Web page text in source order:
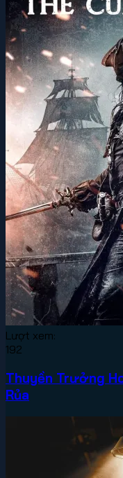
Lượt xem:
192
Thuyền Trưởng
Rủa